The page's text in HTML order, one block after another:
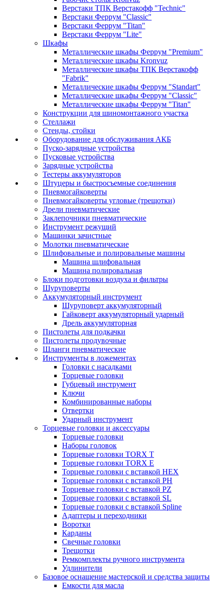
Верстаки ТПК Верстакофф "Technic"
Верстаки Феррум "Classic"
Верстаки Феррум "Titan"
Верстаки Феррум "Lite"
Шкафы
Металлические шкафы Феррум "Premium"
Металлические шкафы Kronvuz
Металлические шкафы ТПК Верстакофф
"Fabrik"
Металлические шкафы Феррум "Standart"
Металлические шкафы Феррум "Classic"
Металлические шкафы Феррум "Titan"
Конструкции для шиномонтажного участка
Стеллажи
Стенды, стойки
Оборудование для обслуживания АКБ
Пуско-зарядные устройства
Пусковые устройства
Зарядные устройства
Тестеры аккумуляторов
Штуцеры и быстросъемные соединения
Пневмогайковерты
Пневмогайковерты угловые (трещотки)
Дрели пневматические
Заклепочники пневматические
Инструмент режущий
Машинки зачистные
Молотки пневматические
Шлифовальные и полировальные машины
Машина шлифовальная
Машина полировальная
Блоки подготовки воздуха и фильтры
Шуруповерты
Аккумуляторный инструмент
Шуруповерт аккумуляторный
Гайковерт аккумуляторный ударный
Дрель аккумуляторная
Пистолеты для подкачки
Пистолеты продувочные
Шланги пневматические
Инструменты в ложементах
Головки с насадками
Торцевые головки
Губцевый инструмент
Ключи
Комбинированные наборы
Отвертки
Ударный инструмент
Торцевые головки и аксессуары
Торцевые головки
Наборы головок
Торцевые головки TORX T
Торцевые головки TORX Е
Торцевые головки с вставкой HEX
Торцевые головки с вставкой PH
Торцевые головки с вставкой PZ
Торцевые головки с вставкой SL
Торцевые головки с вставкой Spline
Адаптеры и переходники
Воротки
Карданы
Свечные головки
Трещотки
Ремкомплекты ручного инструмента
Удлинители
Базовое оснащение мастерской и средства защиты
Емкости для масла